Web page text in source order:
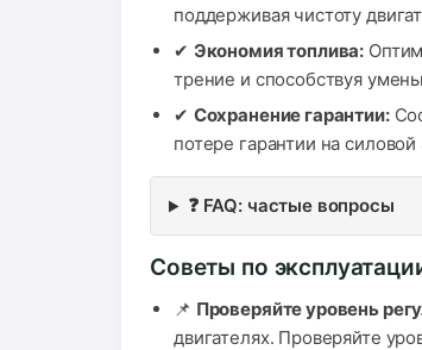
поддерживая чистоту
✔ Экономия топлива:
трение и способствуя
✔ Сохранение гарантии:
потере гарантии на силовой
❓ FAQ: частые вопросы
Советы по
📌 Проверяйте уровень
двигателях. Проверяйте